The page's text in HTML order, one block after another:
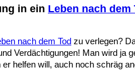
in ein Leben nach dem
nach dem Tod zu verlegen?
Verdächtigungen! Man wird ja
helfen will, auch noch schräg